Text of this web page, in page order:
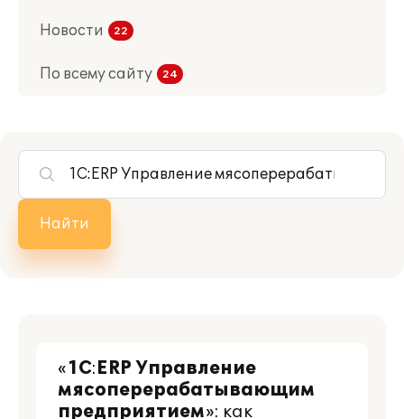
Новости
По всему сайту
Найти
«1С:ERP Управление
мясоперерабатывающим
предприятием»: как